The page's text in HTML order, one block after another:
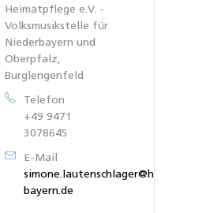
Heimatpflege e.V. -
Volksmusikstelle für
Niederbayern und
Oberpfalz,
Burglengenfeld
Telefon
+49 9471
3078645
E-Mail
simone.lautenschlager@heimat-
bayern.de